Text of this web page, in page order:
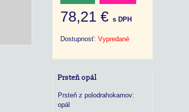
78,21 € s DPH
Dostupnosť: Vypredané
Prsteň opál
Prsteň z polodrahokamov:
opál